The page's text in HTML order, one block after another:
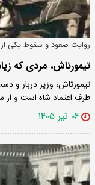
روایت صعود و سقوط یکی
تیمورتاش، مردی که
تیمورتاش، وزیر دربار و
طرفِ اعتماد شاه است و از
۰۶ تیر ۱۴۰۵